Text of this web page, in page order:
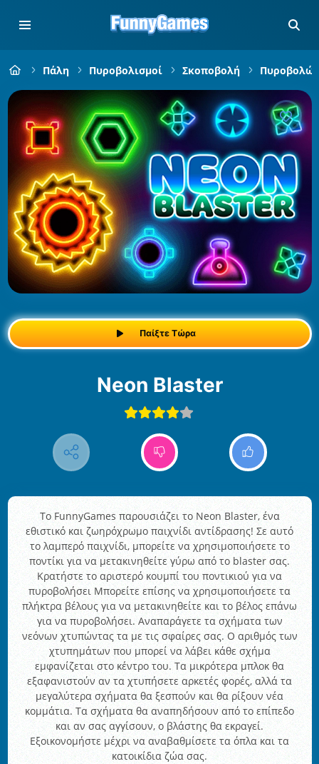
Πάλη Πυροβολισμοί Σκοποβολή
Παίξτε Τώρα
Neon Blaster
Το FunnyGames παρουσιάζει το Neon Blaster, ένα
εθιστικό και ζωηρόχρωμο παιχνίδι αντίδρασης! Σε αυτό
το λαμπερό παιχνίδι, μπορείτε να χρησιμοποιήσετε το
ποντίκι για να μετακινηθείτε γύρω από το blaster σας.
Κρατήστε το αριστερό κουμπί του ποντικιού για να
πυροβολήσει Μπορείτε επίσης να χρησιμοποιήσετε τα
πλήκτρα βέλους για να μετακινηθείτε και το βέλος επάνω
για να πυροβολήσει. Αναπαράγετε τα σχήματα των
νεόνων χτυπώντας τα με τις σφαίρες σας. Ο αριθμός των
χτυπημάτων που μπορεί να λάβει κάθε σχήμα
εμφανίζεται στο κέντρο του. Τα μικρότερα μπλοκ θα
εξαφανιστούν αν τα χτυπήσετε αρκετές φορές, αλλά τα
μεγαλύτερα σχήματα θα ξεσπούν και θα ρίξουν νέα
κομμάτια. Τα σχήματα θα αναπηδήσουν από το επίπεδο
και αν σας αγγίσουν, ο βλάστης θα εκραγεί.
Εξοικονομήστε μέχρι να αναβαθμίσετε τα όπλα και τα
κατοικίδια ζώα σας.